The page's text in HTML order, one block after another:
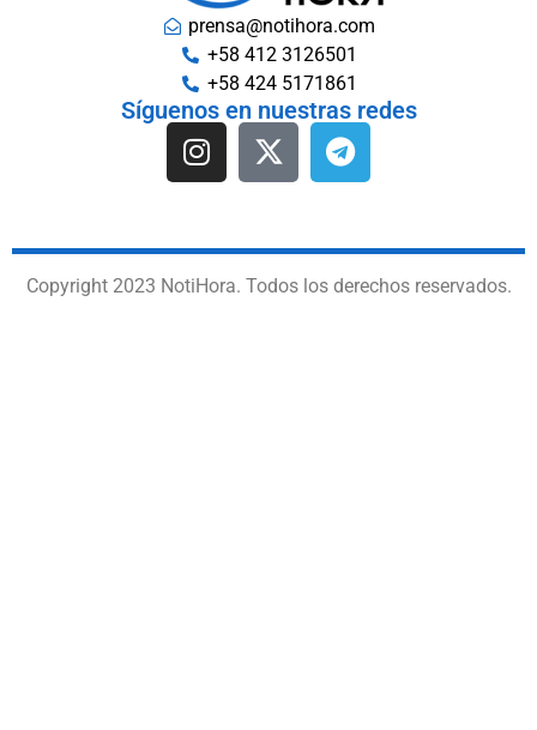
prensa@notihora.com
+58 412 3126501
+58 424 5171861
Síguenos en nuestras redes
Copyright 2023 NotiHora. Todos los derechos reservados.